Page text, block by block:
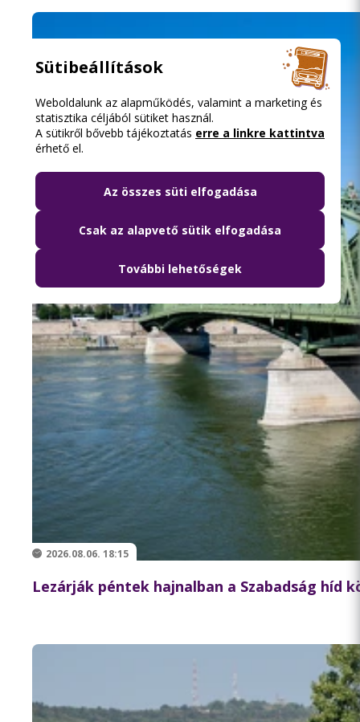
2026.08.06. 18:15
Lezárják péntek hajnalban a Szabadság híd
Sütibeállítások
Weboldalunk az alapműködés, valamint a marketing és
statisztika céljából sütiket használ.
A sütikről bővebb tájékoztatás erre a linkre kattintva
érhető el.
Az összes süti elfogadása
Csak az alapvető sütik elfogadása
További lehetőségek